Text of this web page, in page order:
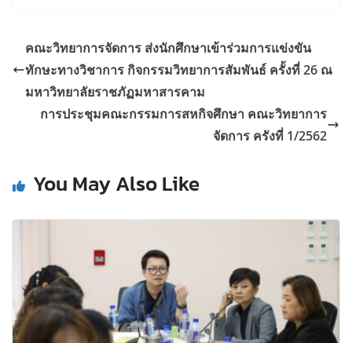
คณะวิทยาการจัดการ ส่งนักศึกษาเข้าร่วมการแข่งขัน
ทักษะทางวิชาการ กิจกรรมวิทยาการสัมพันธ์ ครั้งที่ 26 ณ
มหาวิทยาลัยราชภัฏมหาสารคาม
การประชุมคณะกรรมการสหกิจศึกษา คณะวิทยาการ
จัดการ ครังที่ 1/2562
You May Also Like